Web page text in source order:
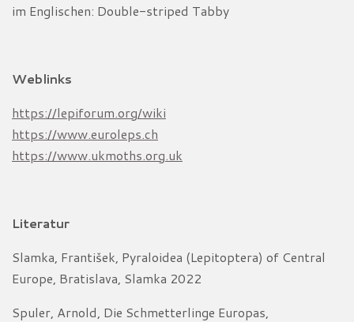
im Englischen: Double-striped Tabby
Weblinks
https://lepiforum.org/wiki
https://www.euroleps.ch
https://www.ukmoths.org.uk
Literatur
Slamka, František, Pyraloidea (Lepitoptera) of Central
Europe, Bratislava, Slamka 2022
Spuler, Arnold, Die Schmetterlinge Europas,